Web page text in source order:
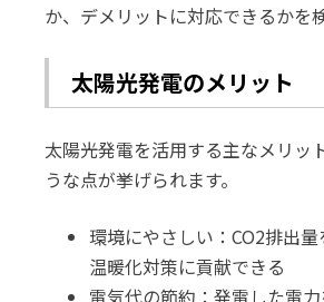
か、デメリットに対応できるかを
太陽光発電のメリット
太陽光発電を活用する主なメリッ
うな点が挙げられます。
環境にやさしい：CO2排出
温暖化対策に貢献できる
電気代の節約：発電した電